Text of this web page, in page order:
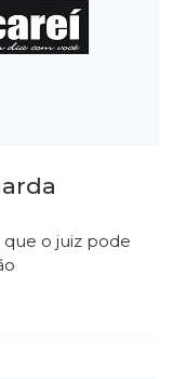
que o juiz pode